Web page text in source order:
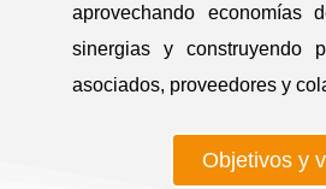
aprovechando economías
sinergias y construyendo
asociados, proveedores y
Objetivos y